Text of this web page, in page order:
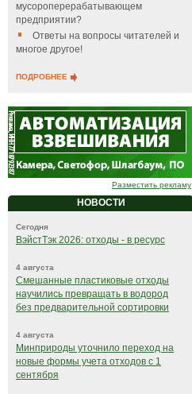
мусороперерабатывающем
предприятии?
Ответы на вопросы читателей и
многое другое!
ПОДРОБНЕЕ
Разместить рекламу
НОВОСТИ
Сегодня
ВэйстТэк 2026: отходы - в ресурс
4 августа
Смешанные пластиковые отходы
научились превращать в водород
без предварительной сортировки
4 августа
Минприроды уточнило переход на
новые формы учета отходов с 1
сентября